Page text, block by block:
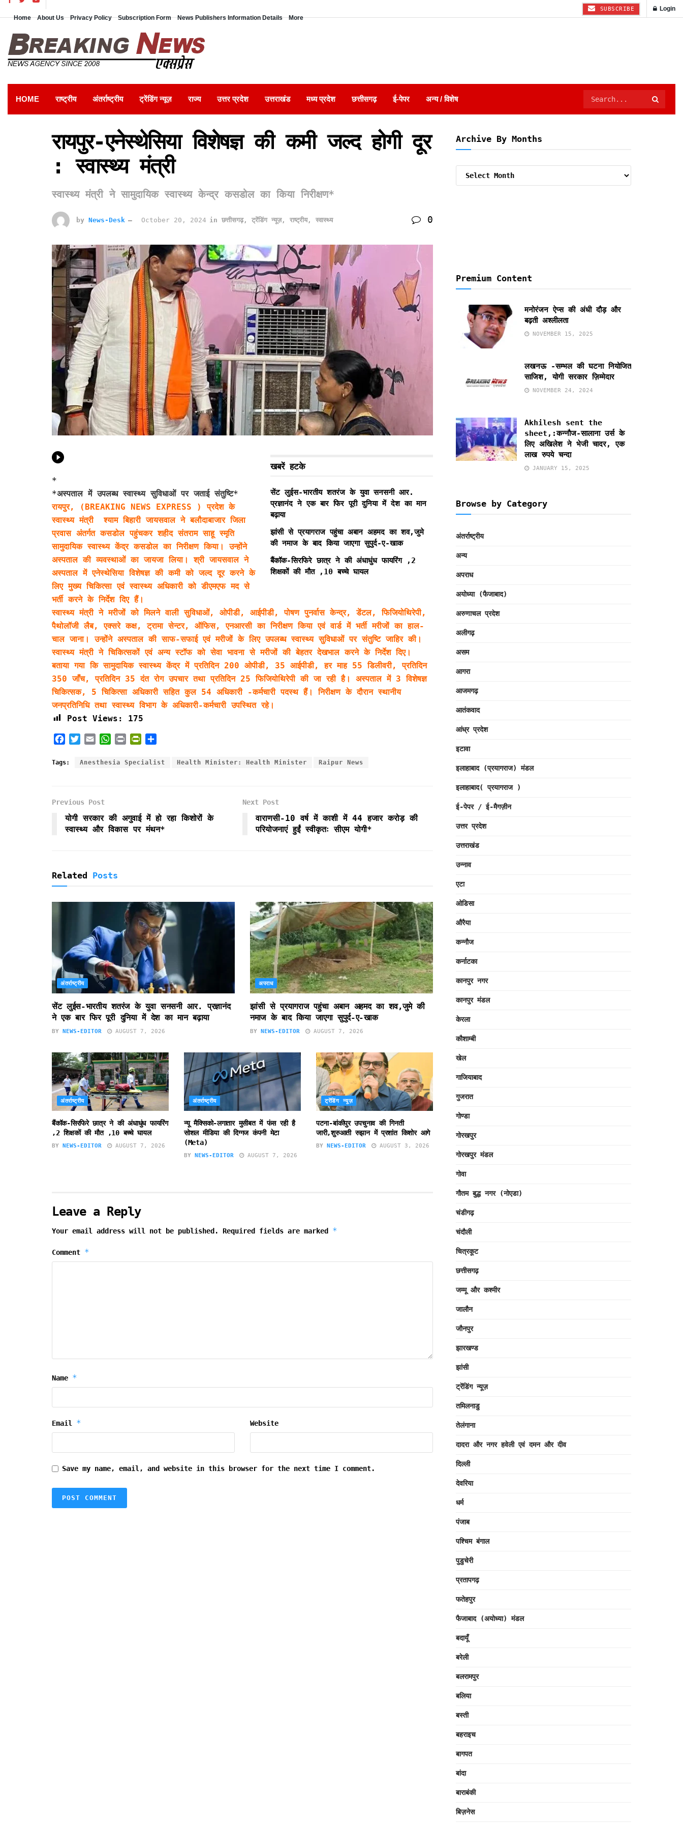
Home About Us Privacy Policy Subscription Form News Publishers Information Details More
SUBSCRIBE Login
HOME राष्ट्रीय अंतर्राष्ट्रीय ट्रेंडिंग न्यूज़ राज्य उत्तर प्रदेश उत्तराखंड मध्य प्रदेश छत्तीसगढ़ ई-पेपर अन्य / विशेष
रायपुर-एनेस्थेसिया विशेषज्ञ की कमी जल्द होगी दूर
: स्वास्थ्य मंत्री
स्वास्थ्य मंत्री ने सामुदायिक स्वास्थ्य केन्द्र कसडोल का किया निरीक्षण*
by News-Desk October 20, 2024 in छत्तीसगढ़, ट्रेंडिंग न्यूज़, राष्ट्रीय, स्वास्थ्य 0
खबरें हटके
सेंट लुईस-भारतीय शतरंज के युवा सनसनी आर.
प्रज्ञानंद ने एक बार फिर पूरी दुनिया में देश का मान
बढ़ाया
झांसी से प्रयागराज पहुंचा अबान अहमद का शव,जुमे
की नमाज के बाद किया जाएगा सुपुर्द-ए-खाक
बैंकॉक-सिरफिरे छात्र ने की अंधाधुंध फायरिंग ,2
शिक्षकों की मौत ,10 बच्चे घायल
*
*अस्पताल में उपलब्ध स्वास्थ्य सुविधाओं पर जताई संतुष्टि*
रायपुर, (BREAKING NEWS EXPRESS ) प्रदेश के
स्वास्थ्य मंत्री श्याम बिहारी जायसवाल ने बलौदाबाजार जिला
प्रवास अंतर्गत कसडोल पहुंचकर शहीद संतराम साहू स्मृति
सामुदायिक स्वास्थ्य केंद्र कसडोल का निरीक्षण किया। उन्होंने
अस्पताल की व्यवस्थाओं का जायजा लिया। श्री जायसवाल ने
अस्पताल में एनेस्थेसिया विशेषज्ञ की कमी को जल्द दूर करने के
लिए मुख्य चिकित्सा एवं स्वास्थ्य अधिकारी को डीएमएफ मद से
भर्ती करने के निर्देश दिए हैं।
स्वास्थ्य मंत्री ने मरीजों को मिलने वाली सुविधाओं, ओपीडी, आईपीडी, पोषण पुनर्वास केन्द्र, डेंटल, फिजियोथिरेपी,
पैथोलॉजी लैब, एक्सरे कक्ष, ट्रामा सेन्टर, ऑफिस, एनआरसी का निरीक्षण किया एवं वार्ड में भर्ती मरीजों का हाल-
चाल जाना। उन्होंने अस्पताल की साफ-सफाई एवं मरीजों के लिए उपलब्ध स्वास्थ्य सुविधाओं पर संतुष्टि जाहिर की।
स्वास्थ्य मंत्री ने चिकित्सकों एवं अन्य स्टॉफ को सेवा भावना से मरीजों की बेहतर देखभाल करने के निर्देश दिए।
बताया गया कि सामुदायिक स्वास्थ्य केंद्र में प्रतिदिन 200 ओपीडी, 35 आईपीडी, हर माह 55 डिलीवरी, प्रतिदिन
350 जाँच, प्रतिदिन 35 दंत रोग उपचार तथा प्रतिदिन 25 फिजियोथिरेपी की जा रही है। अस्पताल में 3 विशेषज्ञ
चिकित्सक, 5 चिकित्सा अधिकारी सहित कुल 54 अधिकारी -कर्मचारी पदस्थ हैं। निरीक्षण के दौरान स्थानीय
जनप्रतिनिधि तथा स्वास्थ्य विभाग के अधिकारी-कर्मचारी उपस्थित रहे।
Post Views:
175
c
o
k
i
r
a
a
p
i
i
i
e
a
Tags: Anesthesia Specialist Health Minister: Health Minister Raipur News
Previous Post
योगी सरकार की अगुवाई में हो रहा किशोरों के
स्वास्थ्य और विकास पर मंथन*
Next Post
वाराणसी-10 वर्ष में काशी में 44 हजार करोड़ की
परियोजनाएं हुईं स्वीकृतः सीएम योगी*
Related Posts
अंतर्राष्ट्रीय
सेंट लुईस-भारतीय शतरंज के युवा सनसनी आर. प्रज्ञानंद
ने एक बार फिर पूरी दुनिया में देश का मान बढ़ाया
BY NEWS-EDITOR AUGUST 7, 2026
अपराध
झांसी से प्रयागराज पहुंचा अबान अहमद का शव,जुमे की
नमाज के बाद किया जाएगा सुपुर्द-ए-खाक
BY NEWS-EDITOR AUGUST 7, 2026
अंतर्राष्ट्रीय
बैंकॉक-सिरफिरे छात्र ने की अंधाधुंध फायरिंग
,2 शिक्षकों की मौत ,10 बच्चे घायल
BY NEWS-EDITOR AUGUST 7, 2026
अंतर्राष्ट्रीय
न्यू मैक्सिको-लगातार मुसीबत में फंस रही है
सोशल मीडिया की दिग्गज कंपनी मेटा
(Meta)
BY NEWS-EDITOR AUGUST 7, 2026
ट्रेंडिंग न्यूज़
पटना-बांकीपुर उपचुनाव की गिनती
जारी,शुरुआती रुझान में प्रशांत किशोर आगे
BY NEWS-EDITOR AUGUST 3, 2026
Leave a Reply
Your email address will not be published. Required fields are marked *
Comment *
Name *
Email * Website
Save my name, email, and website in this browser for the next time I comment.
Archive By Months
Premium Content
मनोरंजन ऐप्स की अंधी दौड़ और
बढ़ती अश्लीलता
NOVEMBER 15, 2025
लखनऊ -सम्भल की घटना नियोजित
साजिश, योगी सरकार ज़िम्मेदार
NOVEMBER 24, 2024
Akhilesh sent the
sheet,:कन्नौज-सालाना उर्स के
लिए अखिलेश ने भेजी चादर, एक
लाख रुपये चन्दा
JANUARY 15, 2025
Browse by Category
अंतर्राष्ट्रीय
अन्य
अपराध
अयोध्या (फैजाबाद)
अरुणाचल प्रदेश
अलीगढ़
असम
आगरा
आजमगढ़
आतंकवाद
आंध्र प्रदेश
इटावा
इलाहाबाद (प्रयागराज) मंडल
इलाहाबाद( प्रयागराज )
ई-पेपर / ई-मैगज़ीन
उत्तर प्रदेश
उत्तराखंड
उन्नाव
एटा
ओडिसा
औरैया
कन्नौज
कर्नाटका
कानपुर नगर
कानपुर मंडल
केरला
कौशाम्बी
खेल
गाजियाबाद
गुजरात
गोण्डा
गोरखपुर
गोरखपुर मंडल
गोवा
गौतम बुद्ध नगर (नोएडा)
चंडीगढ़
चंदौली
चित्रकूट
छत्तीसगढ़
जम्मू और कश्मीर
जालौन
जौनपुर
झारखण्ड
झांसी
ट्रेंडिंग न्यूज़
तमिलनाडु
तेलंगाना
दादरा और नगर हवेली एवं दमन और दीव
दिल्ली
देवरिया
धर्म
पंजाब
पश्चिम बंगाल
पुडुचेरी
प्रतापगढ़
फतेहपुर
फैजाबाद (अयोध्या) मंडल
बदायूँ
बरेली
बलरामपुर
बलिया
बस्ती
बहराइच
बागपत
बांदा
बाराबंकी
बिज़नेस